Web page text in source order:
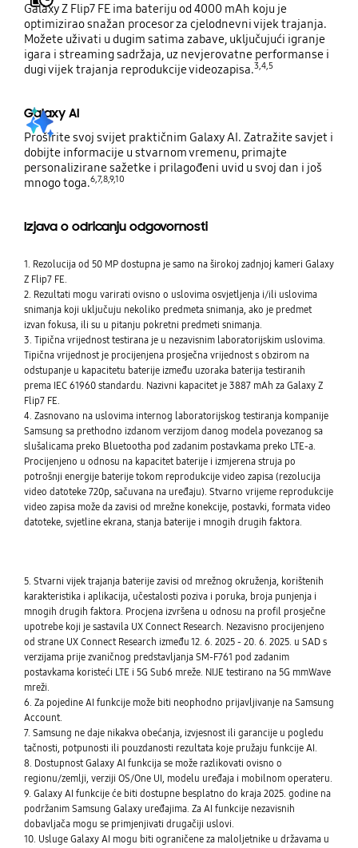
Galaxy Z Flip7 FE ima bateriju od 4000 mAh koju je
optimizirao snažan procesor za cjelodnevni vijek trajanja.
Možete uživati u dugim satima zabave, uključujući igranje
igara i streaming sadržaja, uz nevjerovatne performanse i
dugi vijek trajanja reprodukcije videozapisa.3,4,5
Galaxy AI
Proširite svoj svijet praktičnim Galaxy AI. Zatražite savjet i
dobijte informacije u stvarnom vremenu, primajte
personalizirane sažetke i prilagođeni uvid u svoj dan i još
mnogo toga.6,7,8,9,10
Izjava o odricanju odgovornosti
1. Rezolucija od 50 MP dostupna je samo na širokoj zadnjoj kameri Galaxy
Z Flip7 FE.
2. Rezultati mogu varirati ovisno o uslovima osvjetljenja i/ili uslovima
snimanja koji uključuju nekoliko predmeta snimanja, ako je predmet
izvan fokusa, ili su u pitanju pokretni predmeti snimanja.
3. Tipična vrijednost testirana je u nezavisnim laboratorijskim uslovima.
Tipična vrijednost je procijenjena prosječna vrijednost s obzirom na
odstupanje u kapacitetu baterije između uzoraka baterija testiranih
prema IEC 61960 standardu. Nazivni kapacitet je 3887 mAh za Galaxy Z
Flip7 FE.
4. Zasnovano na uslovima internog laboratorijskog testiranja kompanije
Samsung sa prethodno izdanom verzijom danog modela povezanog sa
slušalicama preko Bluetootha pod zadanim postavkama preko LTE-a.
Procijenjeno u odnosu na kapacitet baterije i izmjerena struja po
potrošnji energije baterije tokom reprodukcije video zapisa (rezolucija
video datoteke 720p, sačuvana na uređaju). Stvarno vrijeme reprodukcije
video zapisa može da zavisi od mrežne konekcije, postavki, formata video
datoteke, svjetline ekrana, stanja baterije i mnogih drugih faktora.
5. Stvarni vijek trajanja baterije zavisi od mrežnog okruženja, korištenih
karakteristika i aplikacija, učestalosti poziva i poruka, broja punjenja i
mnogih drugih faktora. Procjena izvršena u odnosu na profil prosječne
upotrebe koji je sastavila UX Connect Research. Nezavisno procijenjeno
od strane UX Connect Research između 12. 6. 2025 - 20. 6. 2025. u SAD s
verzijama prije zvaničnog predstavljanja SM-F761 pod zadanim
postavkama koristeći LTE i 5G Sub6 mreže. NIJE testirano na 5G mmWave
mreži.
6. Za pojedine AI funkcije može biti neophodno prijavljivanje na Samsung
Account.
7. Samsung ne daje nikakva obećanja, izvjesnost ili garancije u pogledu
tačnosti, potpunosti ili pouzdanosti rezultata koje pružaju funkcije AI.
8. Dostupnost Galaxy AI funkcija se može razlikovati ovisno o
regionu/zemlji, verziji OS/One UI, modelu uređaja i mobilnom operateru.
9. Galaxy AI funkcije će biti dostupne besplatno do kraja 2025. godine na
podržanim Samsung Galaxy uređajima. Za AI funkcije nezavisnih
dobavljača mogu se primjenjivati drugačiji uslovi.
10. Usluge Galaxy AI mogu biti ograničene za maloljetnike u državama u